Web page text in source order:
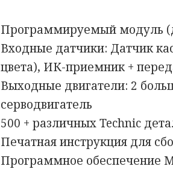
Программируемый модуль
Входные датчики: Датчик
цвета), ИК-приемник +
Выходные двигатели: 2
серводвигатель
500 + различных Technic
Печатная инструкция для
Программное обеспечение